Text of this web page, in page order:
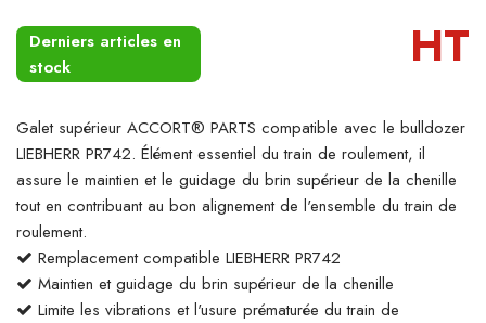
Derniers articles en
stock
HT
Galet supérieur ACCORT® PARTS compatible avec le bulldozer
LIEBHERR PR742. Élément essentiel du train de roulement, il
assure le maintien et le guidage du brin supérieur de la chenille
tout en contribuant au bon alignement de l'ensemble du train de
roulement.
Remplacement compatible LIEBHERR PR742
Maintien et guidage du brin supérieur de la chenille
Limite les vibrations et l'usure prématurée du train de